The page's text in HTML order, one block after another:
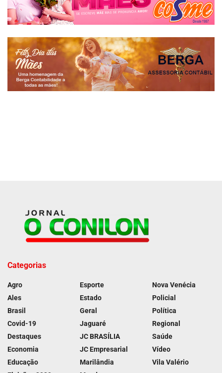
Categorias
Agro
Ales
Brasil
Covid-19
Destaques
Economia
Educação
Esporte
Estado
Geral
Jaguaré
JC BRASÍLIA
JC Empresarial
Marilândia
Nova Venécia
Policial
Política
Regional
Saúde
Vídeo
Vila Valério